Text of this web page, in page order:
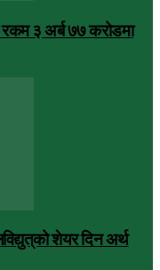
३ अर्ब ७७ करोडमा
शेयर दिन अर्थ